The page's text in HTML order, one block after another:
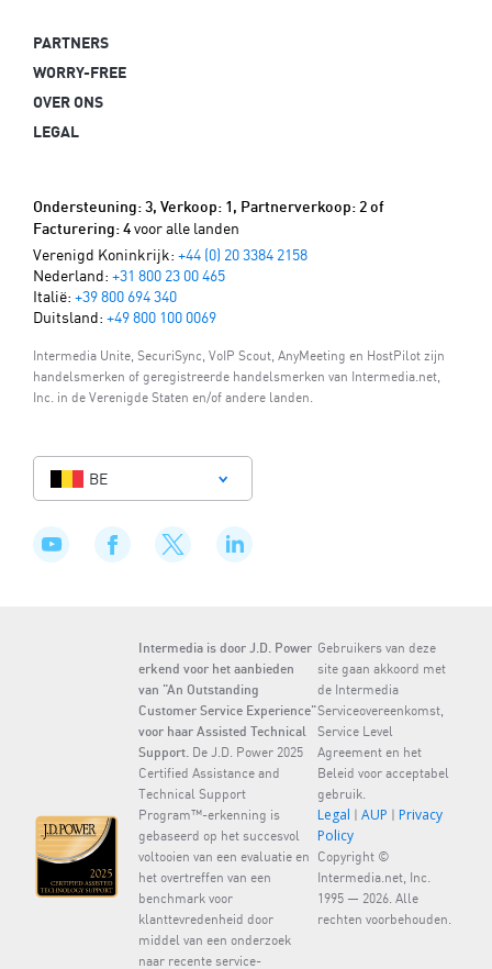
PARTNERS
WORRY-FREE
OVER ONS
LEGAL
Ondersteuning: 3, Verkoop: 1, Partnerverkoop: 2 of
Facturering: 4voor alle landen
Verenigd Koninkrijk: +44 (0) 20 3384 2158
Nederland: +31 800 23 00 465
Italië: +39 800 694 340
Duitsland: +49 800 100 0069
Intermedia Unite, SecuriSync, VoIP Scout, AnyMeeting en HostPilot zijn
handelsmerken of geregistreerde handelsmerken van Intermedia.net,
Inc. in de Verenigde Staten en/of andere landen.
BE
Intermedia is door J.D. Power
erkend voor het aanbieden
van "An Outstanding
Customer Service Experience"
voor haar Assisted Technical
Support. De J.D. Power 2025
Certified Assistance and
Technical Support
Program™-erkenning is
gebaseerd op het succesvol
voltooien van een evaluatie en
het overtreffen van een
benchmark voor
klanttevredenheid door
middel van een onderzoek
naar recente service-
Gebruikers van deze
site gaan akkoord met
de Intermedia
Serviceovereenkomst,
Service Level
Agreement en het
Beleid voor acceptabel
gebruik.
Legal | AUP | Privacy
Policy
Copyright ©
Intermedia.net, Inc.
1995 — 2026. Alle
rechten voorbehouden.